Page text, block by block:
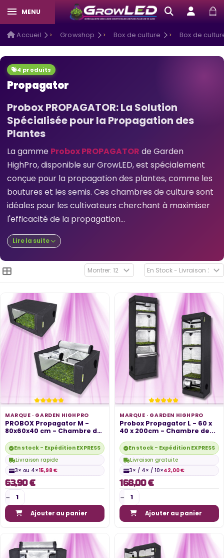
MENU
Accueil Growshop Box de culture Box de
4 produits
Propagator
Probox PROPAGATOR: La Solution
Spécialisée pour la Propagation des
Plantes
La gamme Probox PROPAGATOR de Garden
HighPro, disponible sur GrowLED, est spécialement
conçue pour la propagation des plantes, comme les
boutures et les semis. Ces chambres de culture sont
idéales pour les cultivateurs cherchant à maximiser
l'efficacité de la propagation...
Lire la suite
MARQUE · GARDEN HIGHPRO
PROBOX Propagator M -
80x60x40 cm - Chambre du
En stock - Expédition EXPRESS disponible
Livraison rapide
3× ou 4×15,98 €
63,90 €
Ajouter au panier
MARQUE · GARDEN HIGHPRO
Probox Propagator L - 60 x
40 x 200cm - Chambre de...
En stock - Expédition EXPRESS
Livraison gratuite
3× / 4× / 10×42,00 €
168,00 €
Ajouter au panier